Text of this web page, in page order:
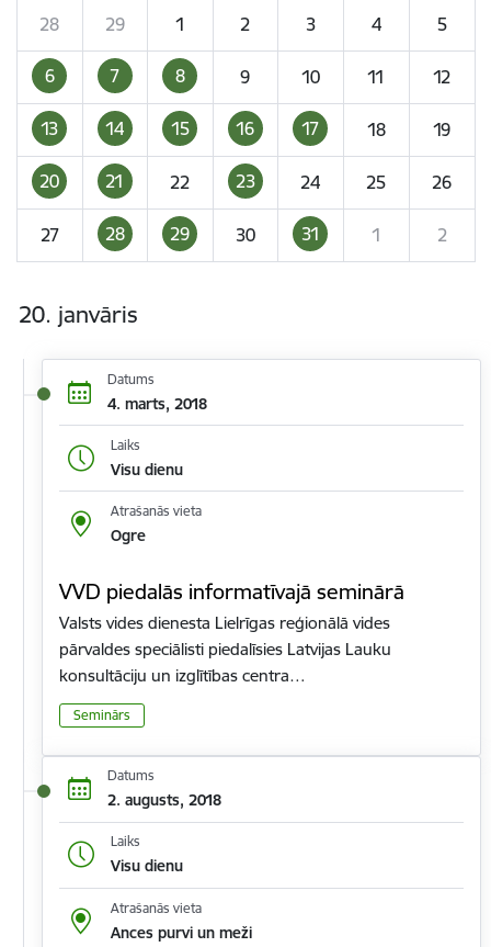
28
29 1 2 3 4 5
6 7 8 9 10 11 12
13 14 15 16 17 18 19
20 21 22 23 24 25 26
27 28 29 30 31 1 2
20. janvāris
Datums
4. marts, 2018
Laiks
Visu dienu
Atrašanās vieta
Ogre
VVD piedalās informatīvajā seminārā
Valsts vides dienesta Lielrīgas reģionālā vides
pārvaldes speciālisti piedalīsies Latvijas Lauku
konsultāciju un izglītības centra…
Seminārs
Datums
2. augusts, 2018
Laiks
Visu dienu
Atrašanās vieta
Ances purvi un meži